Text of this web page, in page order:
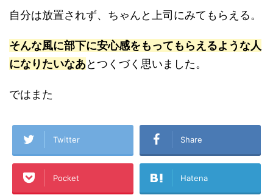
自分は放置されず、ちゃんと上司にみてもらえる。
そんな風に部下に安心感をもってもらえるような人
になりたいなあとつくづく思いました。
ではまた
Twitter Share
Pocket Hatena